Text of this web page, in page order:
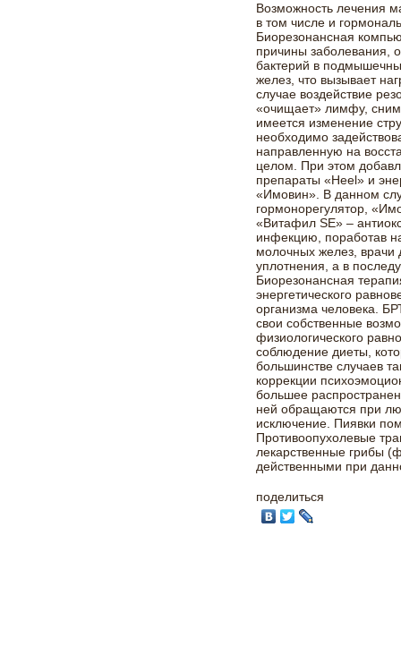
Возможность лечения
в том числе и
Биорезонансная
причины заболевания,
бактерий в
желез, что вызывает
случае воздействие
«очищает» лимфу,
имеется изменение
необходимо
направленную на
целом. При этом
препараты «Heel» и
«Имовин». В данном
гормонорегулятор,
«Витафил SE» –
инфекцию, поработав
молочных желез, врачи
уплотнения, а в
Биорезонансная
энергетического
организма человека.
свои собственные
физиологического
соблюдение диеты,
большинстве случаев
коррекции
большее
ней обращаются при
исключение. Пиявки
Противоопухолевые
лекарственные грибы
действенными при
поделиться